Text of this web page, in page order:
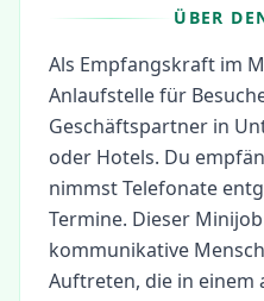
ÜBER
Als Empfangskraft im
Anlaufstelle für
Geschäftspartner in
oder Hotels. Du
nimmst Telefonate
Termine. Dieser
kommunikative
Auftreten, die in einem